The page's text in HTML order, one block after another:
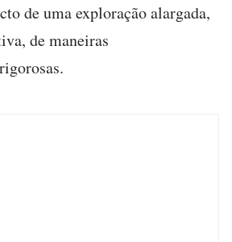
de uma exploração alargada,
de maneiras